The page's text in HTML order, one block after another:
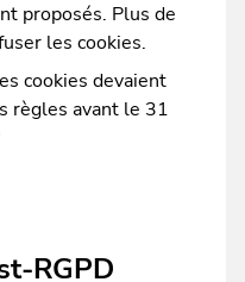
proposés. Plus de
les cookies.
cookies devaient
règles avant le 31
RGPD